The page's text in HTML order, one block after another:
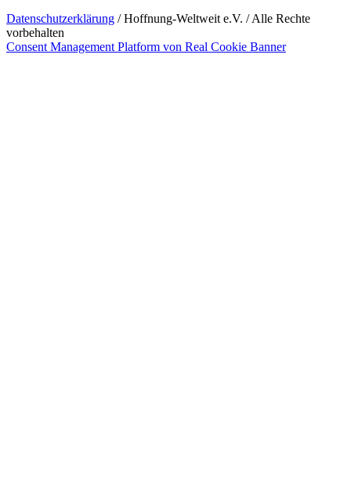
Datenschutzerklärung / Hoffnung-Weltweit e.V. / Alle Rechte
vorbehalten
Consent Management Platform von Real Cookie Banner